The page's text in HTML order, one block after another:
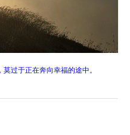
过于正在奔向幸福的途中。